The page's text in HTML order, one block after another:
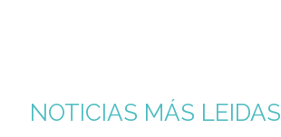
NOTICIAS MÁS LEIDAS